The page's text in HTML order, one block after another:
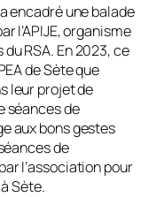
encadré une balade
l’APIJE, organisme
RSA. En 2023, ce
de Sète que
leur projet de
séances de
aux bons gestes
de
l’association pour
Sète.